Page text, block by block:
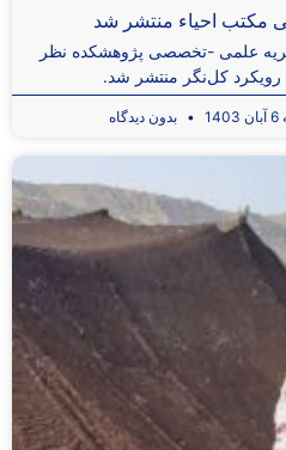
علمی -تخصصی پژوهشکده نظر
رویکرد کل‌نگر منتشر شد.
بدون دیدگاه